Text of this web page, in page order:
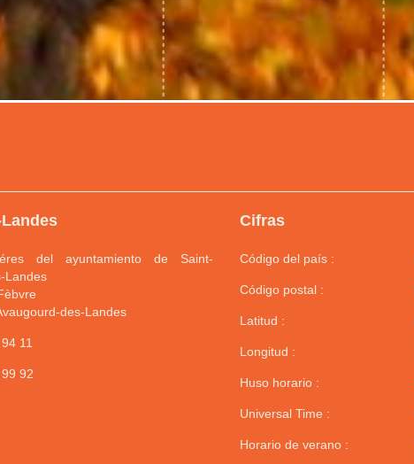
del ayuntamiento de Saint-
Landes
des-Landes
11
92
Cifras
Código del país :
Código postal :
Latitud :
Longitud :
Huso horario :
Universal Time :
Horario de verano :